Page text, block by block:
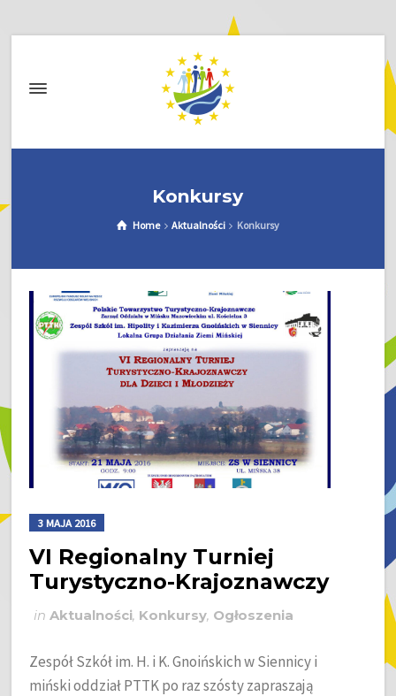
Konkursy
Home Aktualności Konkursy
3 MAJA 2016
VI Regionalny Turniej
Turystyczno-Krajoznawczy
inAktualności, Konkursy, Ogłoszenia
Zespół Szkół im. H. i K. Gnoińskich w Siennicy i
miński oddział PTTK po raz szósty zapraszają